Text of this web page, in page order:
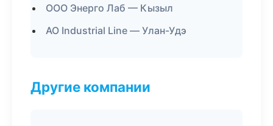
ООО Энерго Лаб — Кызыл
АО Industrial Line — Улан-Удэ
Другие компании